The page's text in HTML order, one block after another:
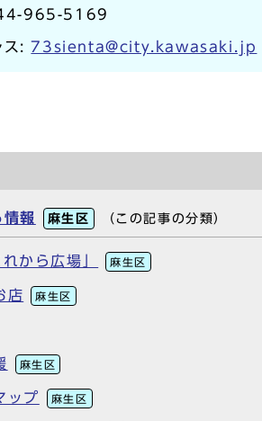
965-5169
ス:73sienta@city.kawasaki.jp
情報 麻生区 （この記事の分類）
から広場」 麻生区
店 麻生区
麻生区
ップ 麻生区